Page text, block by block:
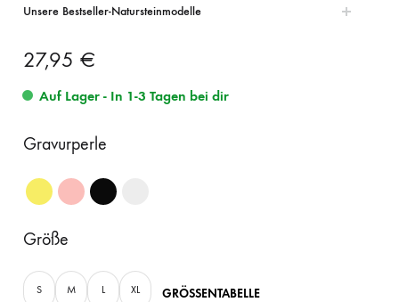
Unsere Bestseller-Natursteinmodelle
27,95 €
Auf Lager - In 1-3 Tagen bei dir
Gravurperle
Größe
S M L XL GRÖSSENTABELLE